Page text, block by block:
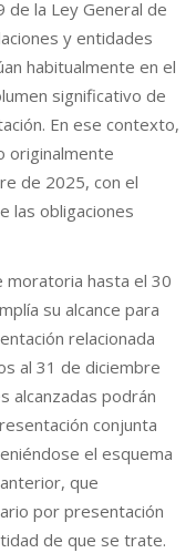
de la Ley General de
y entidades
habitualmente en el
significativo de
En ese contexto,
originalmente
de 2025, con el
las obligaciones
moratoria hasta el 30
su alcance para
relacionada
al 31 de diciembre
alcanzadas podrán
conjunta
el esquema
que
por presentación
de que se trate.